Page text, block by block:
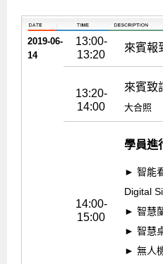
2019-06-
14
13:00-
13:20
來賓報
13:20-
14:00
來賓致
大合照
14:00-
15:00
學員進
► 智能
Digital
► 智慧
► 智慧
► 無人